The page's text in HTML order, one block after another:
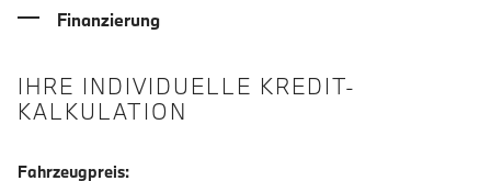
Finanzierung
IHRE INDIVIDUELLE KREDIT-
KALKULATION
Fahrzeugpreis: